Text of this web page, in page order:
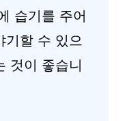
습기를 주어
기할 수 있으
것이 좋습니